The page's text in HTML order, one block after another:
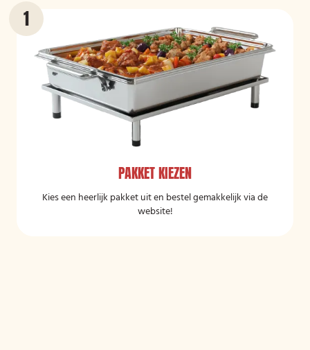
PAKKET KIEZEN
Kies een heerlijk pakket uit en bestel gemakkelijk via de
website!